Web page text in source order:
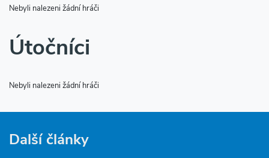
Nebyli nalezeni žádní hráči
Útočníci
Nebyli nalezeni žádní hráči
Další články